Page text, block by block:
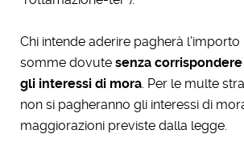
Chi intende aderire pagherà
somme dovute senza
gli interessi di mora. Per le multe
non si pagheranno gli interessi di
maggiorazioni previste dalla legge.